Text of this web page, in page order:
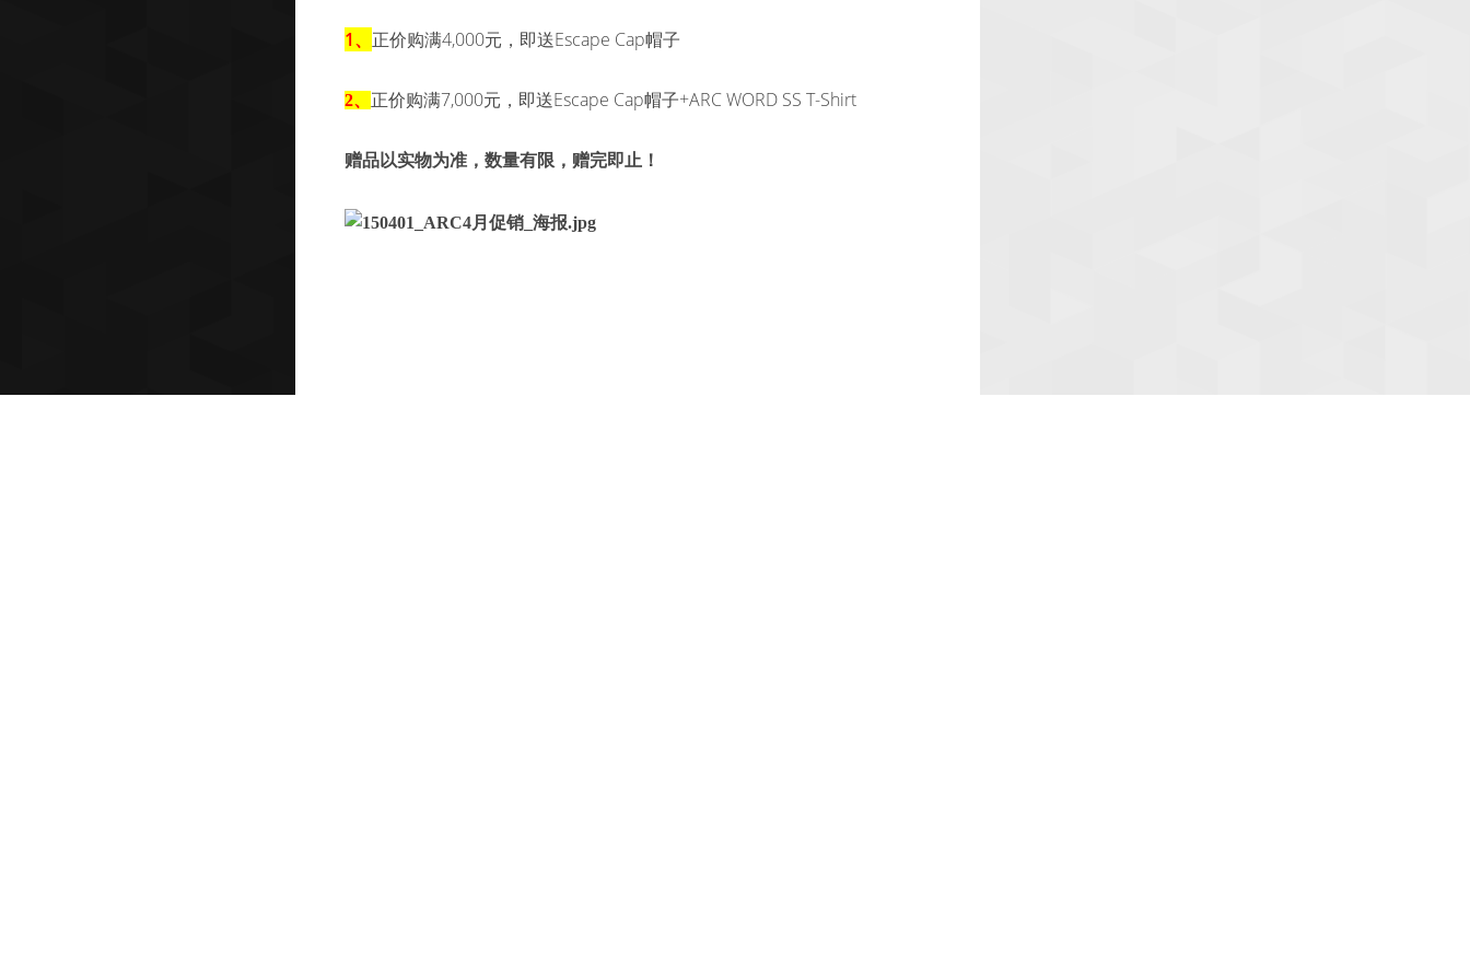
1、 正价购满4,000元，即送Escape Cap帽子
2、 正价购满7,000元，即送Escape Cap帽子+ARC WORD SS T-Shirt
赠品以实物为准，数量有限，赠完即止！